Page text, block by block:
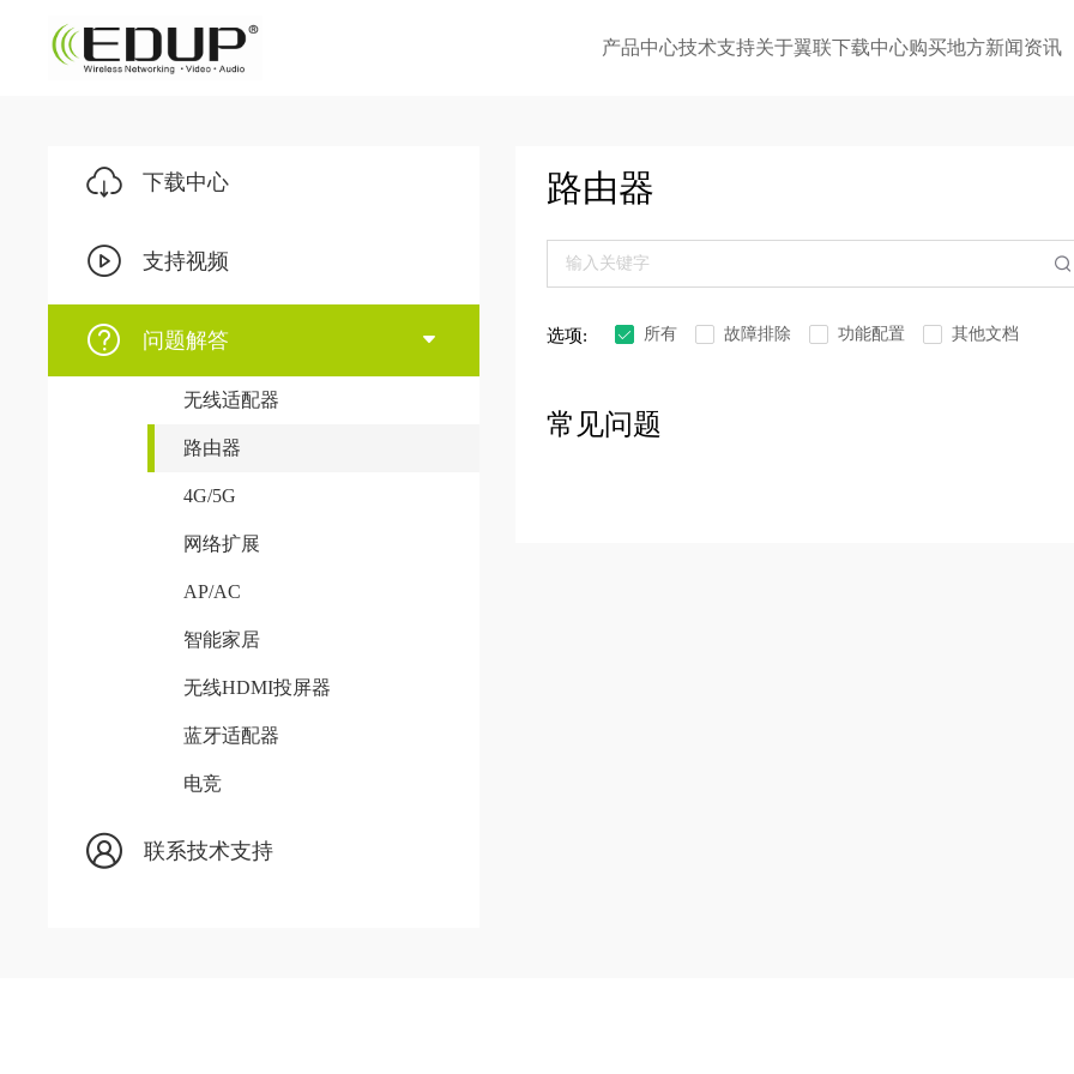
产品中心技术支持关于翼联下载中心购买地方新闻资讯
下载中心
支持视频
问题解答
无线适配器
路由器
4G/5G
网络扩展
AP/AC
智能家居
无线HDMI投屏器
蓝牙适配器
电竞
联系技术支持
路由器
选项: 所有 故障排除 功能配置 其他文档
常见问题